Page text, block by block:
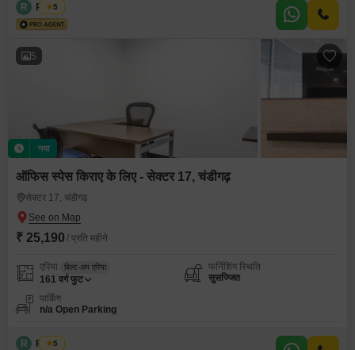
R Regus
5
5
नया
ऑफिस स्पेस किराए के लिए - सेक्टर 17, चंडीगढ़
सेक्टर 17, चंडीगढ़
₹ 25,190 / प्रति महीने
एरिया बिल्ट-अप एरिया
161 वर्ग फुट
फर्निशिंग स्थिति
सुसज्जित
पार्किंग
n/a Open Parking
R Regus
5